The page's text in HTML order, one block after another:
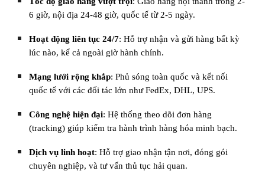
6 giờ, nội địa 24-48 giờ, quốc tế từ 2-5 ngày.
Hoạt động liên tục 24/7: Hỗ trợ nhận và gửi hàng bất kỳ
lúc nào, kể cả ngoài giờ hành chính.
Mạng lưới rộng khắp: Phủ sóng toàn quốc và kết nối
quốc tế với các đối tác lớn như FedEx, DHL, UPS.
Công nghệ hiện đại: Hệ thống theo dõi đơn hàng
(tracking) giúp kiểm tra hành trình hàng hóa minh bạch.
Dịch vụ linh hoạt: Hỗ trợ giao nhận tận nơi, đóng gói
chuyên nghiệp, và tư vấn thủ tục hải quan.